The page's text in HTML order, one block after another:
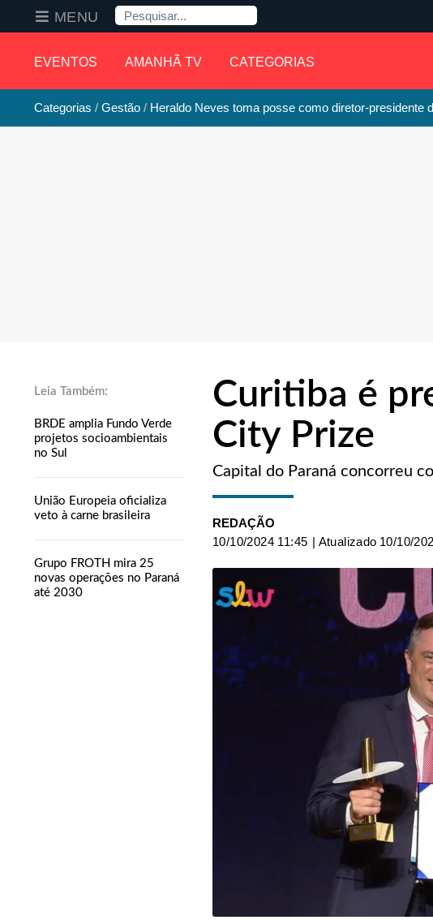
EVENTOS AMANHÃ TV CATEGORIAS
MENU Pesquisa
Categorias Gestão Heraldo Neves toma posse como diretor-presidente
BRDE amplia Fundo Verde
projetos socioambientais
no Sul
União Europeia oficializa
veto à carne brasileira
Grupo FROTH mira 25
novas operações no Paraná
até 2030
Curitiba é
City Prize
Capital do Paraná concorreu
REDAÇÃO
10/10/2024 11:45 | Atualizado 10/10/